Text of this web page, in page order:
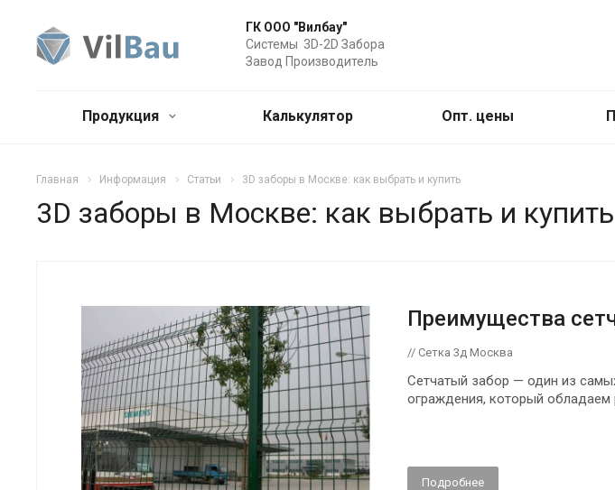
ГК ООО "Вилбау"
Системы 3D-2D Забора
Завод Производитель
Продукция Калькулятор Опт. цены
Главная Информация Статьи 3D заборы в Москве: как выбрать и купить
3D заборы в Москве: как выбрать и купить
Преимущества
// Сетка 3д Москва
Сетчатый забор — один из
ограждения, который
Подробнее